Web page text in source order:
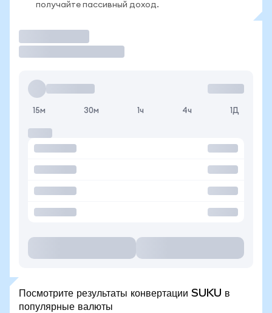
получайте пассивный доход.
15м 30м 1ч 4ч 1Д
Посмотрите результаты конвертации SUKU в
популярные валюты